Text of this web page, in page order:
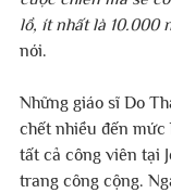
lồ, ít nhất là 10.000
nói.
Những giáo sĩ Do
chết nhiều đến mức
tất cả công viên tại
trang công cộng.